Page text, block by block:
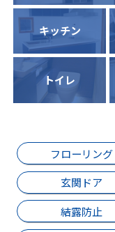
キッチン
トイレ
フローリング
玄関ドア
結露防止